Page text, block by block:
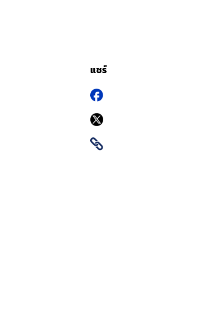
แชร์